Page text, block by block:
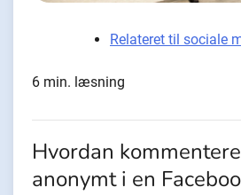
Relateret til sociale
6 min. læsning
Hvordan
anonymt i en